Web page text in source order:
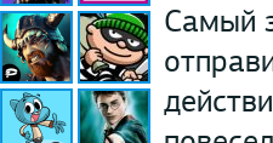
Самый